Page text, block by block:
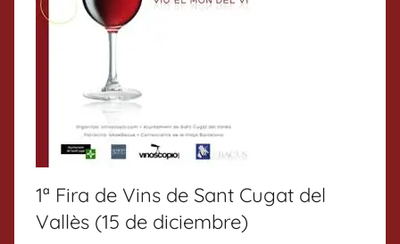
1ª Fira de Vins de Sant Cugat del
Vallès (15 de diciembre)